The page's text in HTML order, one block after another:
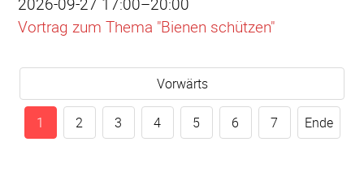
2026-09-27 17:00–20:00
Vortrag zum Thema "Bienen schützen"
Vorwärts
1 2 3 4 5 6 7 Ende